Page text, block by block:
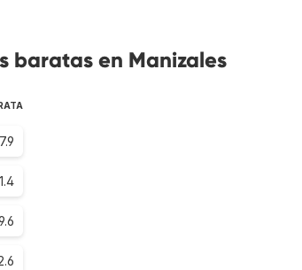
baratas en Manizales